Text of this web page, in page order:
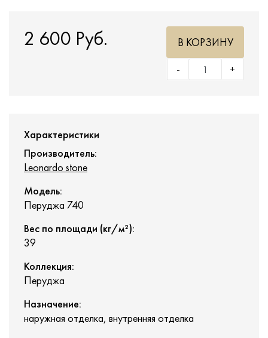
2 600 Руб.
+
-
В КОРЗИНУ
Характеристики
Производитель:
Leonardo stone
Модель:
Перуджа 740
Вес по площади (кг/м²):
39
Коллекция:
Перуджа
Назначение:
наружная отделка, внутренняя отделка